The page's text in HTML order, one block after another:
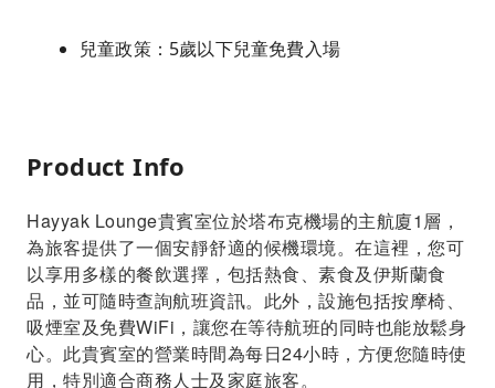
兒童政策：5歲以下兒童免費入場
Product Info
Hayyak Lounge貴賓室位於塔布克機場的主航廈1層，
為旅客提供了一個安靜舒適的候機環境。在這裡，您可
以享用多樣的餐飲選擇，包括熱食、素食及伊斯蘭食
品，並可隨時查詢航班資訊。此外，設施包括按摩椅、
吸煙室及免費WiFi，讓您在等待航班的同時也能放鬆身
心。此貴賓室的營業時間為每日24小時，方便您隨時使
用，特別適合商務人士及家庭旅客。